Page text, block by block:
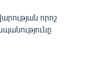
որոշ